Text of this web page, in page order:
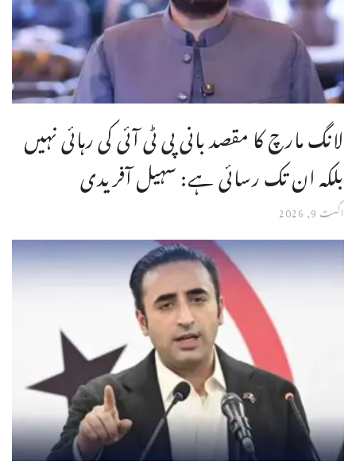
لانگ مارچ کا مقصد بانی پی ٹی آئی کی رہائی نہیں
بلکہ ان تک رسائی ہے: سہیل آفریدی
اگست 9, 2026